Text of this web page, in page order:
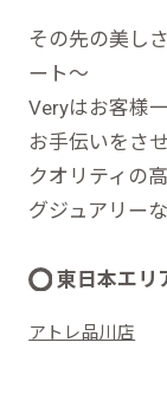
その先の美し
ート～
Veryはお客様
お手伝いをさ
クオリティの
グジュアリー
東日本エリ
アトレ品川店